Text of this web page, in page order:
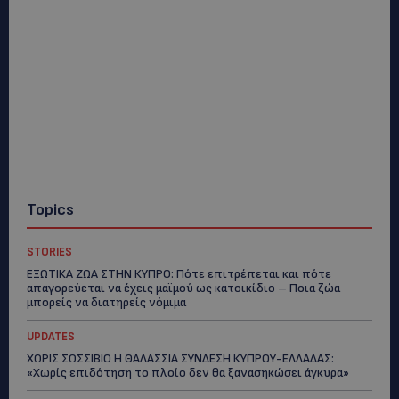
Topics
STORIES
ΕΞΩΤΙΚΑ ΖΩΑ ΣΤΗΝ ΚΥΠΡΟ: Πότε επιτρέπεται και πότε
απαγορεύεται να έχεις μαϊμού ως κατοικίδιο – Ποια ζώα
μπορείς να διατηρείς νόμιμα
UPDATES
ΧΩΡΙΣ ΣΩΣΣΙΒΙΟ Η ΘΑΛΑΣΣΙΑ ΣΥΝΔΕΣΗ ΚΥΠΡΟΥ-ΕΛΛΑΔΑΣ:
«Χωρίς επιδότηση το πλοίο δεν θα ξανασηκώσει άγκυρα»